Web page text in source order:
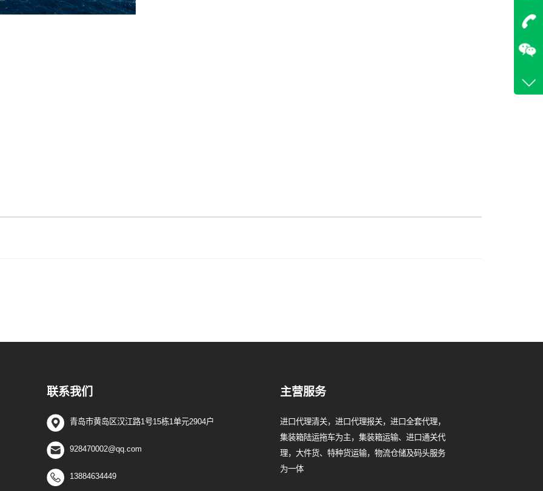
联系我们
青岛市黄岛区汉江路1号15栋1单元2904户
928470002@qq.com
13884634449
主营服务
进口代理清关，进口代理报关，进口全套代理，
集装箱陆运拖车为主，集装箱运输、进口通关代
理，大件货、特种货运输，物流仓储及码头服务
为一体